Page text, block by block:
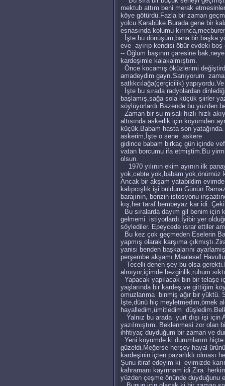
mektub attım beni merak
köye götürdü.Fazla bir zaman
yolcu Karabüke.Burada gene bir
esnasında kolumu
İşte bu dönüşüm,bana bir başka
eve ayırıp kendisi öbür evdeki
-- Oğlum başının çaresine
kardeşimle kalakalmıştım.
Önce kocamış öküzlerimi
amadeydim gayrı.Sanıyorum
satlıkcılağa(çerçicilik)
İşte bu sırada radyolardan
başlamış,sağa sola küçük şiirler
söylüyorlardı.Bazende bu yüzden
Zaman bir su misali hızlı hızlı
altısında askerlik için köyümden
küçük.Babam hasta son
askerim,İşte o sene askere
gidince babam birkaç gün içinde
vatan borcumu ifa etmiştim.Bu
olsun.
1970 yılının ekim ayının ilk
yok,cebte yok,babam yok,önümüz
Ancak bir akşam yatabildim
kalıpcışlık işi buldum.Günün
barajının, benzin istosyonu
kış,her taraf bembeyaz kar idi.
Bu sıralarda dayım gil benim için
gelmemi istiyorlardı.İyibir yer
söylediler. Epeycede ısrar ettiler
Bu kez çok geçmeden Eselerin
yapmış olarak karşıma
yanisi benden başkalarını
perşembe akşamı Maalesef
Tecelli denen şey bu olsa
almıyor,içimde bezginlik,ruhum
Yapacak yapılacak bin bir telaşe
yaşlarında bir kardeş,ve gittiğim
omuzlarıma binmiş ağır bir yüktü.
İşte,dünü hiç meyletmedim,örnek
hayalledim,ümitledim
Yalnız bu arada yurt dışı işi için
yazılmıştım. Beklenmesi zor olan
ihhtiyaç duyduğum bir zaman ve
Yeni köyümde ki durumlarım
güzeldi.Meğerse herşey hayal
kardeşinin içten pazarlıklı olması
Şunu itiraf edeyim ki evimizde
kahramanı kayınnam idi.Zira
yüzden çeşme önünde duyduğunu